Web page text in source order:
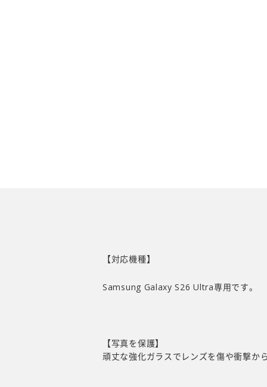
【対応機種】
Samsung Galaxy S26 Ultra専用です。
【写真を保護】
頑丈な強化ガラスでレンズを傷や衝撃か